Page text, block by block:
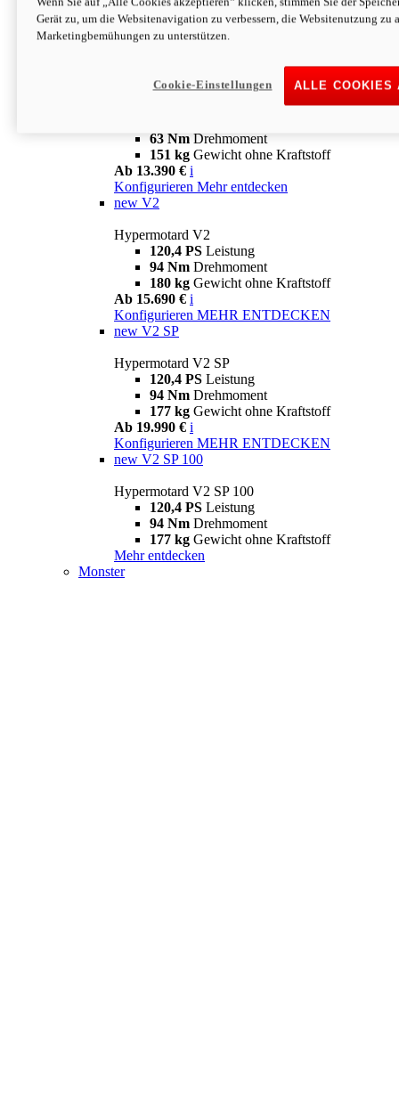
63 NmDrehmoment
151 kgGewicht ohne Kraftstoff
Ab 13.890 € i
63 Nm Drehmoment
151 kg Gewicht ohne Kraftstoff
Ab 13.390 € i
Konfigurieren Mehr entdecken
new V2
Hypermotard V2
120,4 PS Leistung
94 Nm Drehmoment
180 kg Gewicht ohne Kraftstoff
Ab 15.690 € i
Konfigurieren MEHR ENTDECKEN
new V2 SP
Hypermotard V2 SP
120,4 PS Leistung
94 Nm Drehmoment
177 kg Gewicht ohne Kraftstoff
Ab 19.990 € i
Konfigurieren MEHR ENTDECKEN
new V2 SP 100
Hypermotard V2 SP 100
120,4 PS Leistung
94 Nm Drehmoment
177 kg Gewicht ohne Kraftstoff
Mehr entdecken
Monster
Gerät zu, um die Websitenavigation zu verbessern, die Websitenutzung zu
Marketingbemühungen zu unterstützen.
ALLE COOKIES
Cookie-Einstellungen